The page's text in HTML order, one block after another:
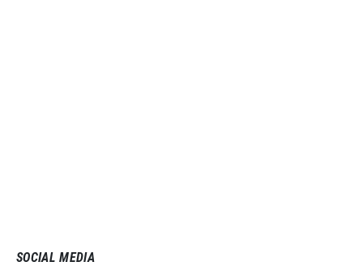
SOCIAL MEDIA